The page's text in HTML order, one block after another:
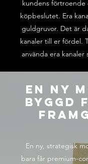
kundens
köpbeslutet. Era
guldgruvor. Det är
kanaler till er fördel.
använda era kanaler
En Ny
Byggd
En ny, strategisk
bara får premium-